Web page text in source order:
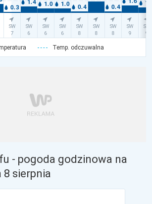
Temp. odczuwalna
- pogoda godzinowa na
8 sierpnia